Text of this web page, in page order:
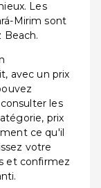
Les
Mirim sont
Beach.
avec un prix
les
prix
ce qu'il
votre
et confirmez